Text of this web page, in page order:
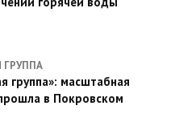
ГРУППА
группа»: масштабная
в Покровском